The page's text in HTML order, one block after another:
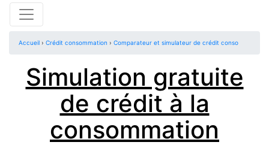
Accueil › Crédit consommation › Comparateur et simulateur de crédit conso
Simulation gratuite
de crédit à la
consommation